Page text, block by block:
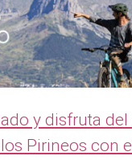
y disfruta
Pirineos con